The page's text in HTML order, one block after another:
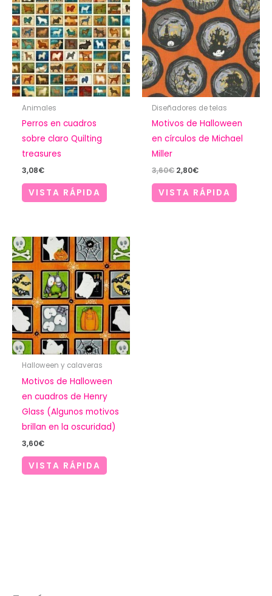
Animales
Perros en cuadros
sobre claro Quilting
treasures
3,08€
VISTA RÁPIDA
Diseñadores de telas
Motivos de Halloween
en círculos de Michael
Miller
3,60€ El
original
era:
2,80€El
actual
es:
VISTA RÁPIDA
Halloween y calaveras
Motivos de Halloween
en cuadros de Henry
Glass (Algunos motivos
brillan en la oscuridad)
3,60€
VISTA RÁPIDA